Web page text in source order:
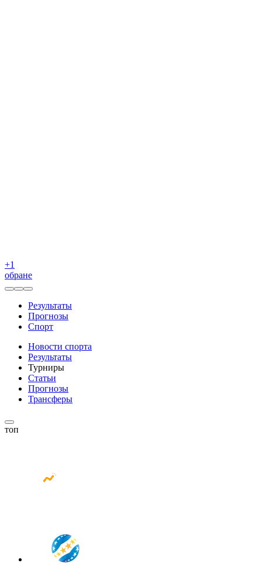
+1
обране
Результаты
Прогнозы
Спорт
Новости спорта
Результаты
Турниры
Статьи
Прогнозы
Трансферы
топ